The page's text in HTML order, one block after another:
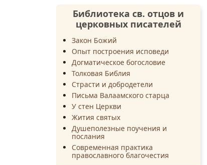
Библиотека св. отцов и
церковных писателей
Закон Божий
Опыт построения исповеди
Догматическое богословие
Толковая Библия
Страсти и добродетели
Письма Валаамского старца
У стен Церкви
Жития святых
Душеполезные поучения и
послания
Современная практика
православного благочестия